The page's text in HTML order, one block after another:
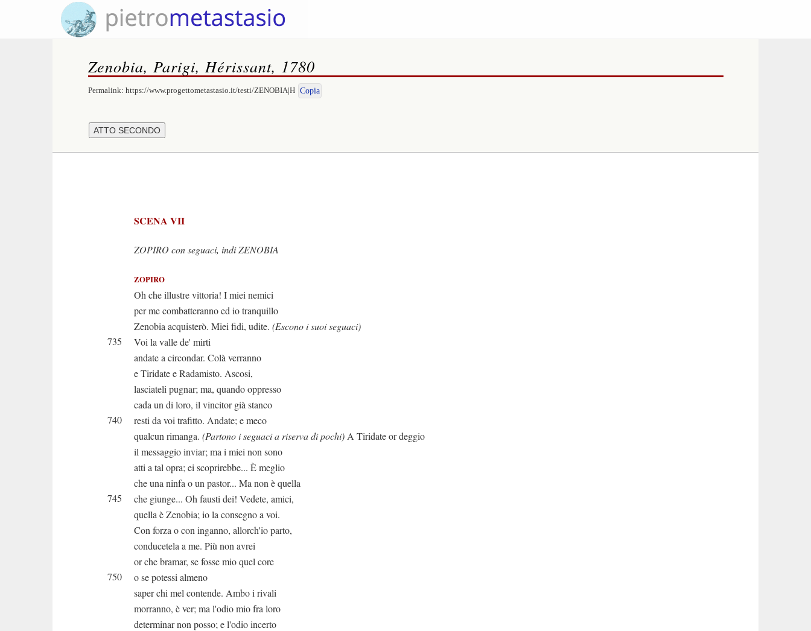
Zenobia, Parigi, Hérissant, 1780
Permalink: https://www.progettometastasio.it/testi/ZENOBIA|H Copia
SCENA VII
ZOPIRO con seguaci, indi ZENOBIA
ZOPIRO
Oh che illustre vittoria! I miei nemici
per me combatteranno ed io tranquillo
Zenobia acquisterò. Miei fidi, udite. (Escono i suoi seguaci)
735
Voi la valle de' mirti
andate a circondar. Colà verranno
e Tiridate e Radamisto. Ascosi,
lasciateli pugnar; ma, quando oppresso
cada un di loro, il vincitor già stanco
740
resti da voi trafitto. Andate; e meco
qualcun rimanga. (Partono i seguaci a riserva di pochi) A Tiridate or deggio
il messaggio inviar; ma i miei non sono
atti a tal opra; ei scoprirebbe... È meglio
che una ninfa o un pastor... Ma non è quella
745
che giunge... Oh fausti dei! Vedete, amici,
quella è Zenobia; io la consegno a voi.
Con forza o con inganno, allorch'io parto,
conducetela a me. Più non avrei
or che bramar, se fosse mio quel core
750
o se potessi almeno
saper chi mel contende. Ambo i rivali
morranno, è ver; ma l'odio mio fra loro
determinar non posso; e l'odio incerto